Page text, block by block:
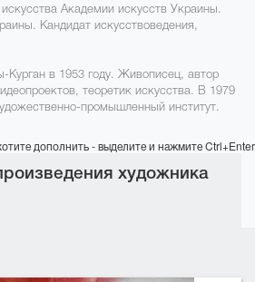
Академии искусств Украины.
Кандидат искусствоведения,
Курган в 1953 году. Живописец, автор
теоретик искусства. В 1979
промышленный институт.
дополнить - выделите и нажмите Ctrl+Enter
художника